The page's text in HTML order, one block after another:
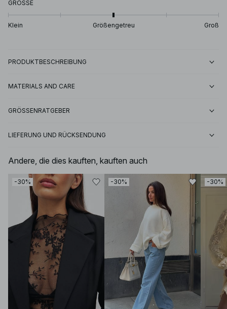
GRÖSSE
Klein Größengetreu Groß
PRODUKTBESCHREIBUNG
MATERIALS AND CARE
GRÖSSENRATGEBER
LIEFERUNG UND RÜCKSENDUNG
Andere, die dies kauften, kauften auch
-30% -30% -30%